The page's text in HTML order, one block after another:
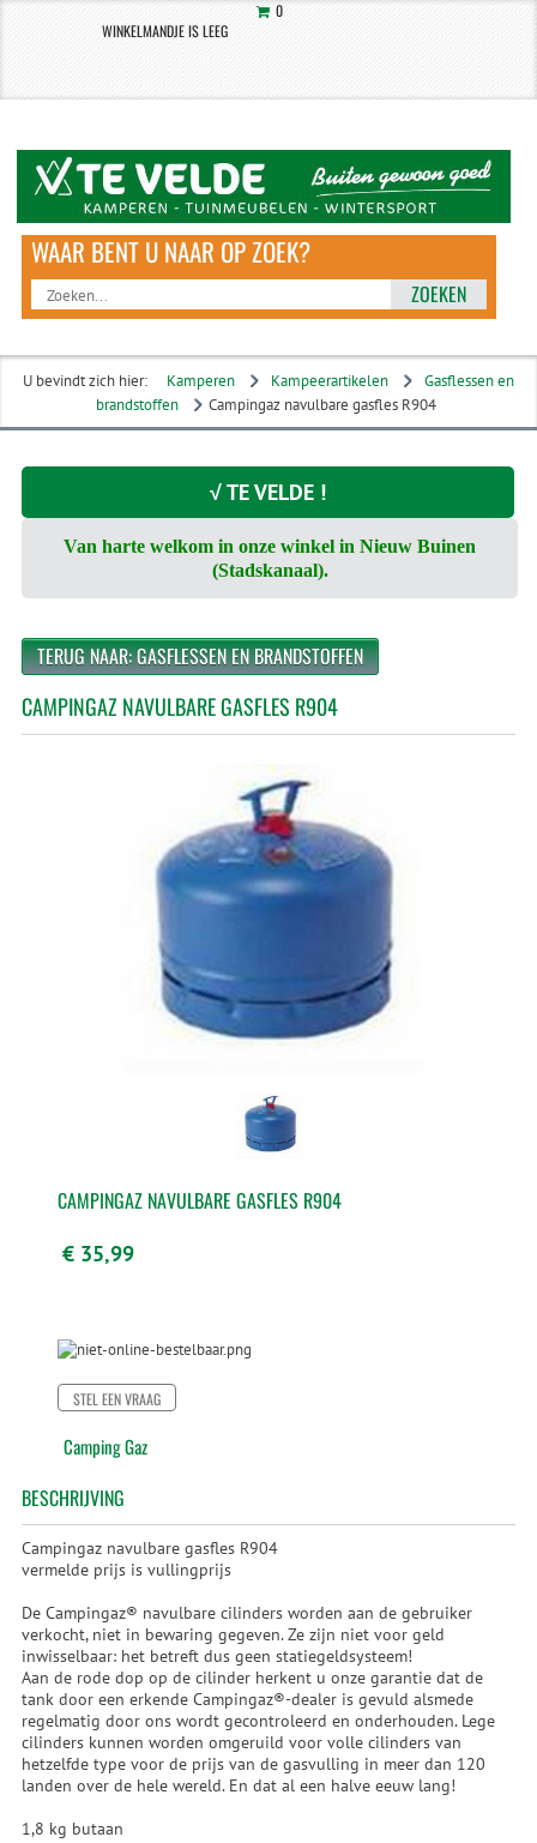
0
WINKELMANDJE IS LEEG
ZOEKEN
U bevindt zich hier: Kamperen Kampeerartikelen
Gasflessen en
brandstoffen
Campingaz navulbare gasfles R904
√ TE VELDE !
Van harte welkom in onze winkel in Nieuw Buinen
(Stadskanaal).
TERUG NAAR: GASFLESSEN EN BRANDSTOFFEN
CAMPINGAZ NAVULBARE GASFLES R904
CAMPINGAZ NAVULBARE GASFLES R904
€ 35,99
STEL EEN VRAAG
Camping Gaz
BESCHRIJVING
Campingaz navulbare gasfles R904
vermelde prijs is vullingprijs
De Campingaz® navulbare cilinders worden aan de gebruiker
verkocht, niet in bewaring gegeven. Ze zijn niet voor geld
inwisselbaar: het betreft dus geen statiegeldsysteem!
Aan de rode dop op de cilinder herkent u onze garantie dat de
tank door een erkende Campingaz®-dealer is gevuld alsmede
regelmatig door ons wordt gecontroleerd en onderhouden. Lege
cilinders kunnen worden omgeruild voor volle cilinders van
hetzelfde type voor de prijs van de gasvulling in meer dan 120
landen over de hele wereld. En dat al een halve eeuw lang!
1,8 kg butaan